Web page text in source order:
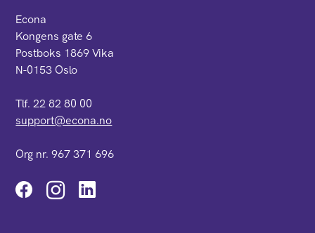
Econa
Kongens gate 6
Postboks 1869 Vika
N-0153 Oslo
Tlf. 22 82 80 00
support@econa.no
Org nr. 967 371 696
Instagram